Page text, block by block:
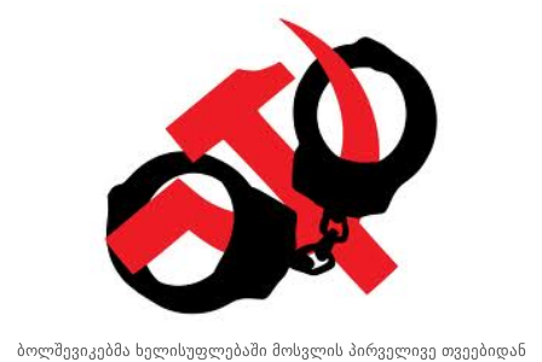
ბოლშევიკებმა ხელისუფლებაში მოსვლის პირველივე თვეებიდან